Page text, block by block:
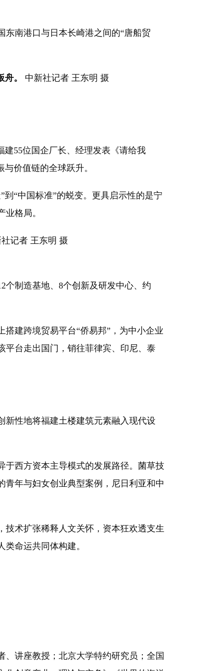
南港口与日本长崎港之间的“唐船贸
。 中新社记者 王东明 摄
建55位国企厂长、经理发表《请给我
价值链的全球跃升。
“中国标准”的蜕变。更具启示性的是宁
格局。
记者 王东明 摄
制造基地、8个创新及研发中心、约
建跨境贸易平台“侨易邦”，为中小企业
平台走出国门，销往菲律宾、印尼、泰
新性地将福建土楼建筑元素融入现代设
西方资本主导模式的发展路径。菌草技
青年与妇女创业典型案例，尼日利亚和中
术扩张稀释人文关怀，资本狂欢透支生
命运共同体构建。
讲座教授；北京大学特约研究员；全国